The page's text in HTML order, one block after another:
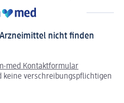
nicht finden
med Kontaktformular
keine verschreibungspflichtigen